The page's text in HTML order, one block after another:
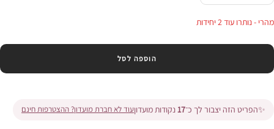
מהרי - נותרו עוד 2 יחידות
הוספה לסל
✨הפריט הזה יצבור לך כ־17נקודות מועדוןעוד לא חברת מועדון? ההצטרפות חינם